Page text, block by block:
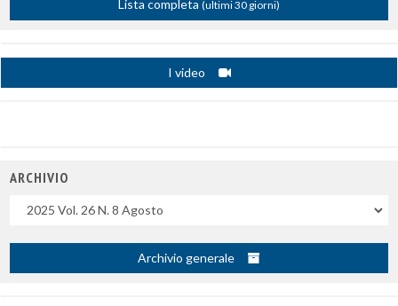
Lista completa (ultimi 30 giorni)
I video
ARCHIVIO
Uscite
Archivio generale